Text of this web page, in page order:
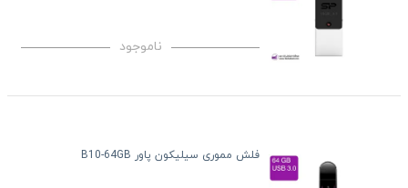
ناموجود
فلش مموری سیلیکون پاور B10-64GB